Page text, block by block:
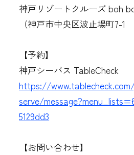
神戸リゾートクルーズ boh
（神戸市中央区波止場町7-1
【予約】
神戸シーバス TableCheck
https://
serve/
5129dd3
【お問い合わせ】